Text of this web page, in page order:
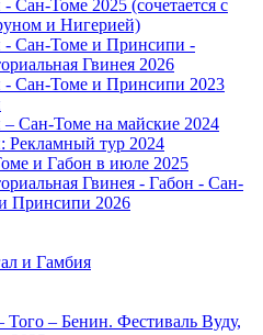
- Сан-Томе 2025 (сочетается с
и Нигерией)
- Сан-Томе и Принсипи -
Гвинея 2026
- Сан-Томе и Принсипи 2023
– Сан-Томе на майские 2024
Рекламный тур 2024
и Габон в июле 2025
Гвинея - Габон - Сан-
Принсипи 2026
и Гамбия
Того – Бенин. Фестиваль Вуду,